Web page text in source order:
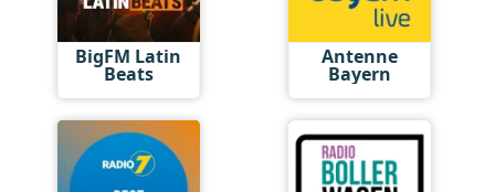
BigFM Latin
Beats
Antenne
Bayern